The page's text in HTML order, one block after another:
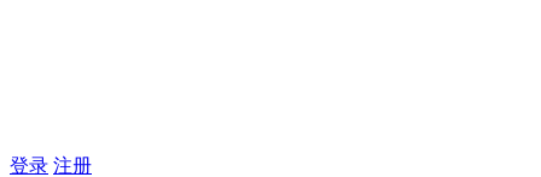
登录 注册